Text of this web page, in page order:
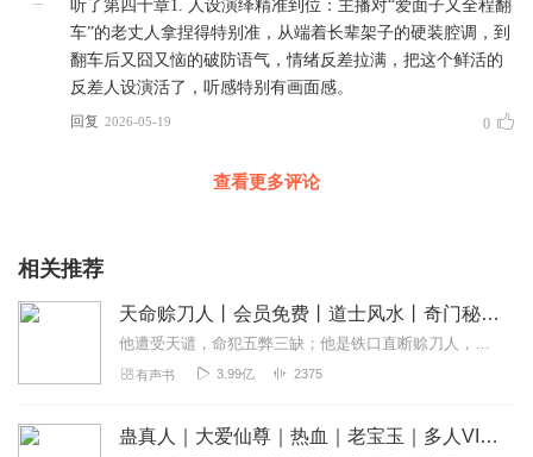
听了第四十章1. 人设演绎精准到位：主播对“爱面子又全程翻
车”的老丈人拿捏得特别准，从端着长辈架子的硬装腔调，到
翻车后又囧又恼的破防语气，情绪反差拉满，把这个鲜活的
反差人设演活了，听感特别有画面感。
回复 2026-05-19 0
查看更多评论
相关推荐
天命赊刀人丨会员免费丨道士风水丨奇门秘术丨骨头演播
他遭受天谴，命犯五弊三缺；他是铁口直断赊刀人，游离四方，通风水，晓阴阳，解世人疾苦。铁口断生死，神算定乾坤，受世人推崇，可注定三十而立必受短命之害；道破天机无数...
有声书 3.99亿 2375
蛊真人｜大爱仙尊｜热血｜老宝玉｜多人VIP免费有声剧